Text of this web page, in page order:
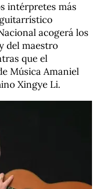
intérpretes más
acogerá los
del maestro
que el
Música Amaniel
Xingye Li.